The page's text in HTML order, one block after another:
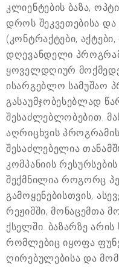
კლიენტების ბაზა,
დროს შეკვეთებისა და
(კონტრაქტები, აქტები,
დღევანდელი
ყოველდღიურ
ისარგებლო სამუშაო
გასაუმჯობესებლად
შესაძლებლობებით.
აღრიცხვის
შესაძლებელია
კომპანიის
შექმნილია როგორც
გამოყენებისთვის,
რეჟიმში, მონაცემთა
ქსელში. ბაზარზე არის
რომლებიც იყოფა
ღირებულებისა და